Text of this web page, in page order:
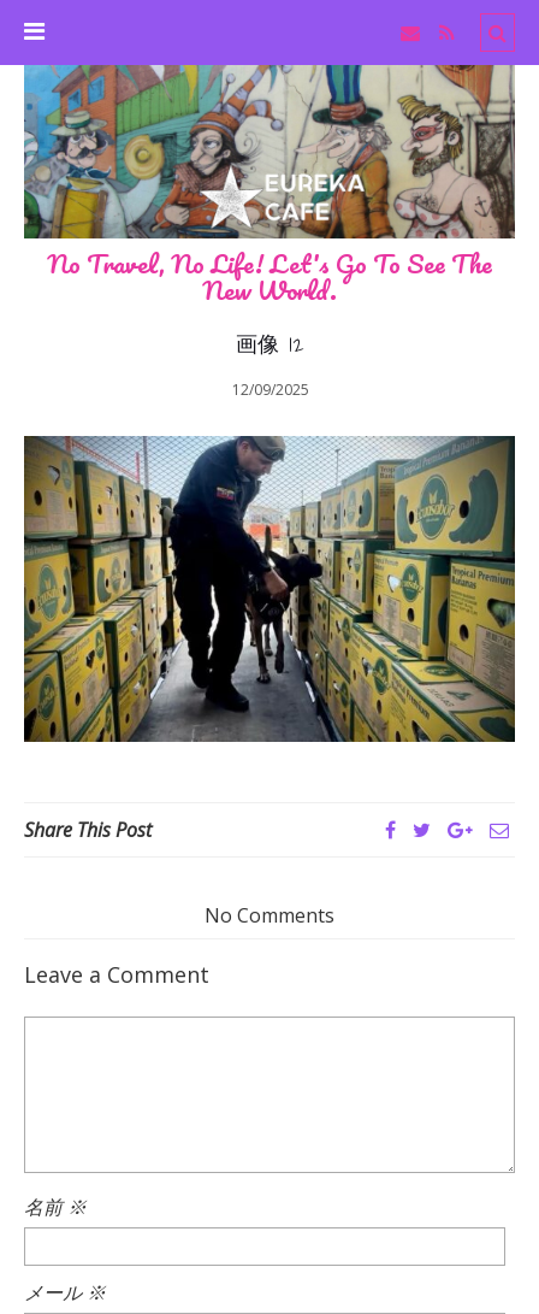
No Travel, No Life! Let's Go To See The
New World.
画像 12
12/09/2025
Share This Post
No Comments
Leave a Comment
名前※
メール ※